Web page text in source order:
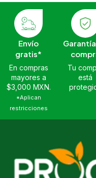
Envío
gratis*
En compras
mayores a
$3,000 MXN.
*Aplican
restricciones
Tu
está